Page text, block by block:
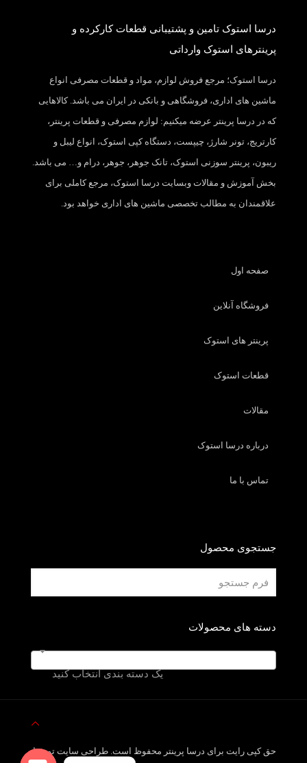
درسا استوک تامین و پشتیبانی قطعات کارکرده و
پرینترهای استوک وارداتی
درسا استوک؛ مرجع فروش لوازم، مواد و قطعات مصرفی انواع
ماشین های اداری، فروشگاهی و بانکی در ایران می باشد. کالاهایی
که در درسا پرینتر عرضه میکنیم: لوازم مصرفی و قطعات پرینتر،
کارتریج، تونر شارژ، چیپست، دستگاه کپی استوک، انواع لیبل و
ریبون، پرینتر سوزنی استوک، تانک جوهر، جوهر، درام و… می باشد.
بخش آموزش و مقالات وبسایت درسا استوک، مرجع کاملی برای
علاقمندان به مطالب تخصصی ماشین های اداری خواهد بود.
صفحه اول
فروشگاه آنلاین
پرینتر های استوک
قطعات استوک
مقالات
درباره درسا استوک
تماس با ما
جستجوی محصول
دسته های محصولات
یک دسته بندی انتخاب کنید
حق کپی رایت برای درسا پرینتر محفوظ است. طراحی سایت توسط